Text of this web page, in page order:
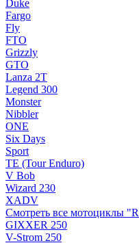
Duke
Fargo
Fly
FTO
Grizzly
GTO
Lanza 2T
Legend 300
Monster
Nibbler
ONE
Six Days
Sport
TE (Tour Enduro)
V Bob
Wizard 230
XADV
Смотреть все мотоциклы
GIXXER 250
V-Strom 250